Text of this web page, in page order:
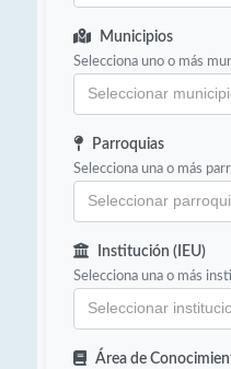
Municipios
Selecciona uno o más
Parroquias
Selecciona una o más
Institución (IEU)
Selecciona una o más
Área de